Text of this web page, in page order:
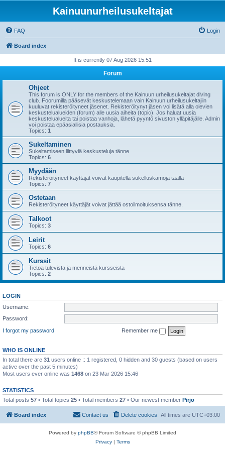
Kainuunurheilusukeltajat
FAQ Login
Board index
It is currently 07 Aug 2026 15:51
Forum
Ohjeet
This forum is ONLY for the members of the Kainuun urheilusukeltajat diving
club. Foorumilla pääsevät keskustelemaan vain Kainuun urheilusukeltajiin
kuuluvat rekisteröityneet jäsenet. Rekisteröitynyt jäsen voi lisätä alla olevien
keskustelualueiden (forum) alle uusia aiheita (topic). Jos haluat uusia
keskustelualueita tai poistaa vanhoja, lähetä pyyntö sivuston ylläpitäjälle. Admin
voi poistaa epäasiallisia postauksia.
Topics: 1
Sukeltaminen
Sukeltamiseen liittyviä keskusteluja tänne
Topics: 6
Myydään
Rekisteröityneet käyttäjät voivat kaupitella sukelluskamoja täällä
Topics: 7
Ostetaan
Rekisteröityneet käyttäjät voivat jättää ostoilmoituksensa tänne.
Talkoot
Topics: 3
Leirit
Topics: 6
Kurssit
Tietoa tulevista ja menneistä kursseista
Topics: 2
LOGIN
Username:
Password:
I forgot my password
Remember me
WHO IS ONLINE
In total there are 31 users online :: 1 registered, 0 hidden and 30 guests (based on users
active over the past 5 minutes)
Most users ever online was 1468 on 23 Mar 2026 15:46
STATISTICS
Total posts 57 • Total topics 25 • Total members 27 • Our newest member Pirjo
Board index All times are UTC+03:00
Delete cookies
Contact us
Powered by phpBB® Forum Software © phpBB Limited
Privacy| Terms